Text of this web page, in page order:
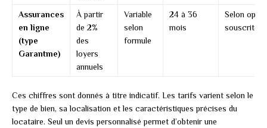
Assurances
en ligne
(type
Garantme)
À partir
de 2%
des
loyers
annuels
Variable
selon
formule
24 à 36
mois
Selon
souscrite
Ces chiffres sont donnés à titre indicatif. Les tarifs varient selon le
type de bien, sa localisation et les caractéristiques précises du
locataire. Seul un devis personnalisé permet d’obtenir une